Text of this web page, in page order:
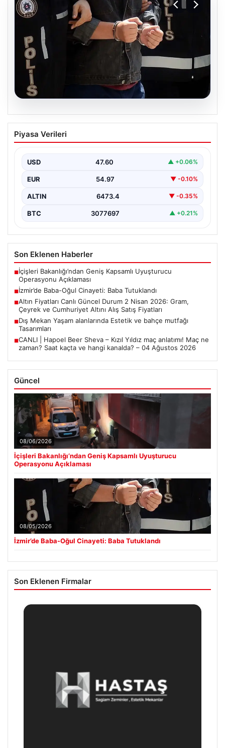
İzmir’de Baba-Oğul Cinayeti: Baba
Tutuklandı
67 yaşındaki Selçuk A., oğluna karşı çıkan…
Piyasa Verileri
USD 47.60 ▲ +0.06%
EUR 54.97 ▼ -0.10%
ALTIN 6473.4 ▼ -0.35%
BTC 3077697 ▲ +0.21%
Son Eklenen Haberler
■İçişleri Bakanlığı’ndan Geniş Kapsamlı Uyuşturucu
Operasyonu Açıklaması
■İzmir’de Baba-Oğul Cinayeti: Baba Tutuklandı
■Altın Fiyatları Canlı Güncel Durum 2 Nisan 2026: Gram,
Çeyrek ve Cumhuriyet Altını Alış Satış Fiyatları
■Dış Mekan Yaşam alanlarında Estetik ve bahçe mutfağı
Tasarımları
■CANLI | Hapoel Beer Sheva – Kızıl Yıldız maç anlatımı! Maç ne
zaman? Saat kaçta ve hangi kanalda? – 04 Ağustos 2026
Güncel
08/06/2026
İçişleri Bakanlığı’ndan Geniş Kapsamlı Uyuşturucu
Operasyonu Açıklaması
08/05/2026
İzmir’de Baba-Oğul Cinayeti: Baba Tutuklandı
Son Eklenen Firmalar